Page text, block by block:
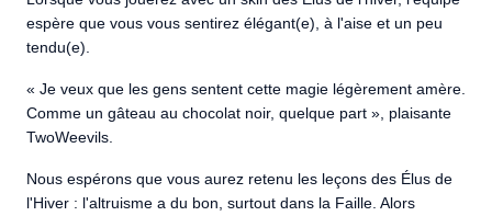
espère que vous vous sentirez élégant(e), à l'aise et un peu
tendu(e).
« Je veux que les gens sentent cette magie légèrement amère.
Comme un gâteau au chocolat noir, quelque part », plaisante
TwoWeevils.
Nous espérons que vous aurez retenu les leçons des Élus de
l'Hiver : l'altruisme a du bon, surtout dans la Faille. Alors